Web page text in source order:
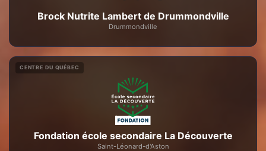
Brock Nutrite Lambert de Drummondville
Drummondville
CENTRE DU QUÉBEC
Fondation école secondaire La Découverte
Saint-Léonard-d'Aston